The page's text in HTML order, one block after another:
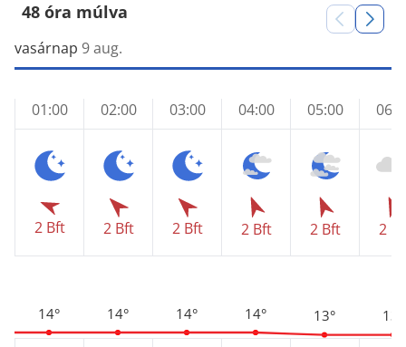
48 óra múlva
vasárnap 9 aug.
01:00
2 Bft
14°
02:00
2 Bft
14°
03:00
2 Bft
14°
04:00
2 Bft
14°
05:00
2 Bft
13°
2
13°